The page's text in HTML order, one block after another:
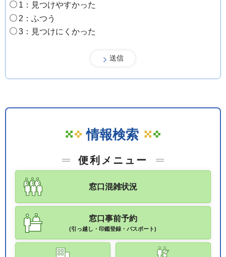
1：見つけやすかった
2：ふつう
3：見つけにくかった
情報検索
便利メニュー
窓口混雑状況
窓口事前予約
(引っ越し・印鑑登録・パスポート)